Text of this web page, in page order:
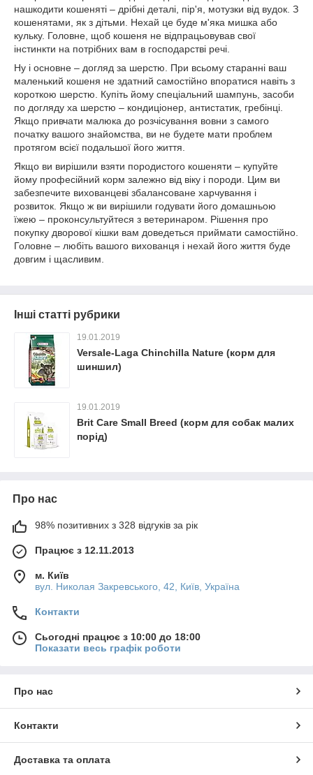
нашкодити кошеняті – дрібні деталі, пір'я, мотузки від вудок. З
кошенятами, як з дітьми. Нехай це буде м'яка мишка або
кульку. Головне, щоб кошеня не відпрацьовував свої
інстинкти на потрібних вам в господарстві речі.
Ну і основне – догляд за шерстю. При всьому старанні ваш
маленький кошеня не здатний самостійно впоратися навіть з
короткою шерстю. Купіть йому спеціальний шампунь, засоби
по догляду ха шерстю – кондиціонер, антистатик, гребінці.
Якщо привчати малюка до розчісування вовни з самого
початку вашого знайомства, ви не будете мати проблем
протягом всієї подальшої його життя.
Якщо ви вирішили взяти породистого кошеняти – купуйте
йому професійний корм залежно від віку і породи. Цим ви
забезпечите вихованцеві збалансоване харчування і
розвиток. Якщо ж ви вирішили годувати його домашньою
їжею – проконсультуйтеся з ветеринаром. Рішення про
покупку дворової кішки вам доведеться приймати самостійно.
Головне – любіть вашого вихованця і нехай його життя буде
довгим і щасливим.
Інші статті рубрики
19.01.2019
Versale-Laga Chinchilla Nature (корм для
шиншил)
19.01.2019
Brit Care Small Breed (корм для собак малих
порід)
Про нас
98% позитивних з 328 відгуків за рік
Працює з 12.11.2013
м. Київ
вул. Николая Закревського, 42, Київ, Україна
Контакти
Сьогодні працює з 10:00 до 18:00
Показати весь графік роботи
Про нас
Контакти
Доставка та оплата